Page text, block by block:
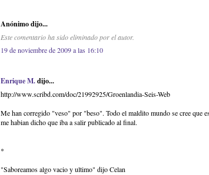
Anónimo dijo...
Este comentario ha sido eliminado por el autor.
19 de noviembre de 2009 a las 16:10
Enrique M.dijo...
http://www.scribd.com/doc/21992925/Groenlandia-Seis-Web
Me han corregido "veso" por "beso". Todo el maldito mundo se cree que
me habian dicho que iba a salir publicado al final.
*
"Saboreamos algo vacio y ultimo" dijo Celan